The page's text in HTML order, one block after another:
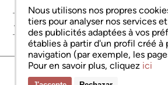
À PROPOS DE NOUS
© Copyright Bcn Advisors
aiCat 2736 Avis juridique
Nous utilisons nos propres
tiers pour analyser nos services
des publicités adaptées à vos
établies à partir d'un profil créé à
navigation (par exemple, les
Pour en savoir plus, cliquez ici